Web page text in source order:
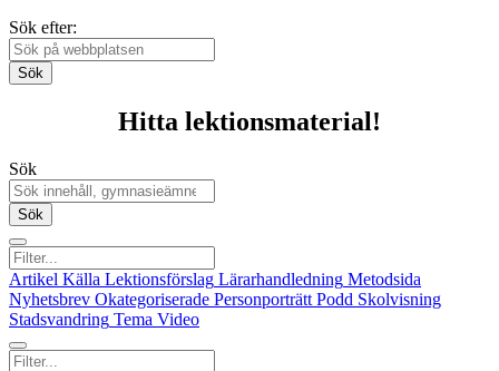
Sök efter:
Sök
Hitta lektionsmaterial!
Sök
Sök
Artikel Källa Lektionsförslag Lärarhandledning Metodsida
Nyhetsbrev Okategoriserade Personporträtt Podd Skolvisning
Stadsvandring Tema Video